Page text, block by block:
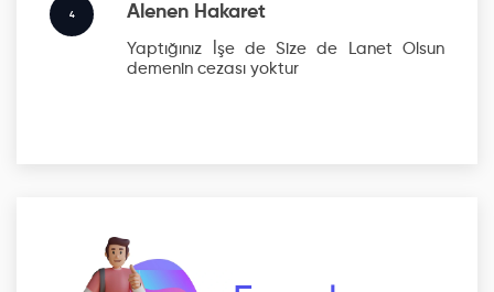
4 Alenen Hakaret
Yaptığınız İşe de Size de Lanet Olsun
demenin cezası yoktur